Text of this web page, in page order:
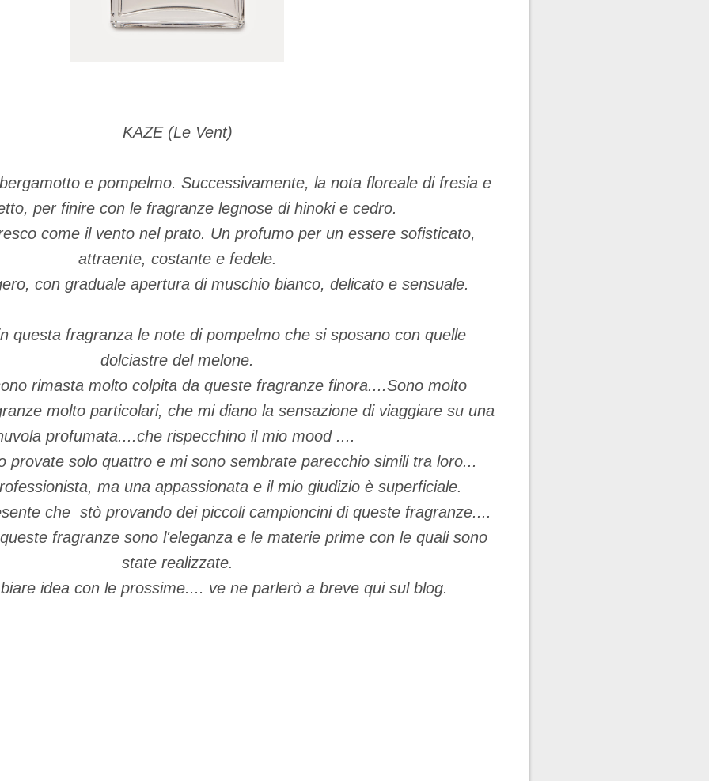
KAZE (Le Vent)
e pompelmo. Successivamente, la nota floreale di fresia e
per finire con le fragranze legnose di hinoki e cedro.
come il vento nel prato. Un profumo per un essere sofisticato,
attraente, costante e fedele.
con graduale apertura di muschio bianco, delicato e sensuale.
questa fragranza le note di pompelmo che si sposano con quelle
dolciastre del melone.
rimasta molto colpita da queste fragranze finora....Sono molto
molto particolari, che mi diano la sensazione di viaggiare su una
profumata....che rispecchino il mio mood ....
provate solo quattro e mi sono sembrate parecchio simili tra loro...
ma una appassionata e il mio giudizio è superficiale.
che stò provando dei piccoli campioncini di queste fragranze....
fragranze sono l'eleganza e le materie prime con le quali sono
state realizzate.
idea con le prossime.... ve ne parlerò a breve qui sul blog.